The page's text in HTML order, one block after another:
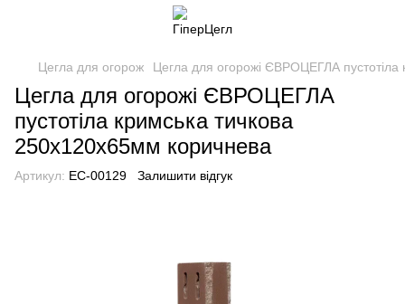
Цегла для огорож Цегла для огорожі ЄВРОЦЕГЛА
Цегла для огорожі ЄВРОЦЕГЛА
пустотіла кримська тичкова
250х120х65мм коричнева
Артикул: EC-00129 Залишити відгук